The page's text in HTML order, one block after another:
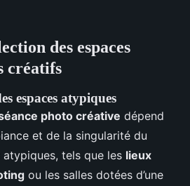
des espaces
créatifs
espaces atypiques
photo créative dépend
et de la singularité du
tels que les lieux
ou les salles dotées d’une